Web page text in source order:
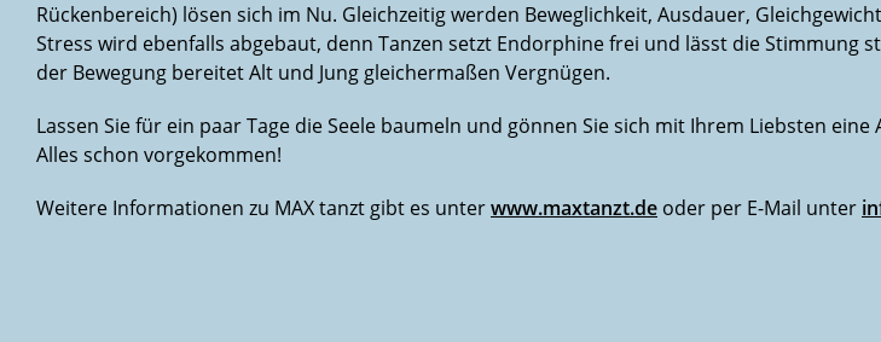
Rückenbereich) lösen sich im Nu. Gleichzeitig werden Beweglichkeit, Ausdauer,
Stress wird ebenfalls abgebaut, denn Tanzen setzt Endorphine frei und lässt die Stimmung
der Bewegung bereitet Alt und Jung gleichermaßen Vergnügen.
Lassen Sie für ein paar Tage die Seele baumeln und gönnen Sie sich mit Ihrem Liebsten
Alles schon vorgekommen!
Weitere Informationen zu MAX tanzt gibt es unterwww.maxtanzt.de oder per E-Mail unter